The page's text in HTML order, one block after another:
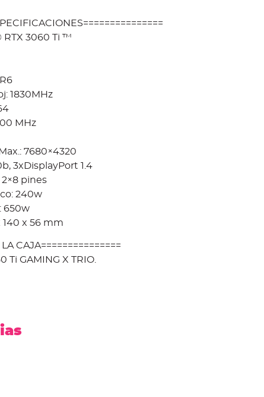
RTX 3060 Ti ™
1830MHz
MHz
7680×4320
3xDisplayPort 1.4
pines
240w
650w
140 x 56 mm
CAJA===============
Ti GAMING X TRIO.